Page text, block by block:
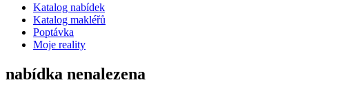
Katalog nabídek
Katalog makléřů
Poptávka
Moje reality
nabídka nenalezena